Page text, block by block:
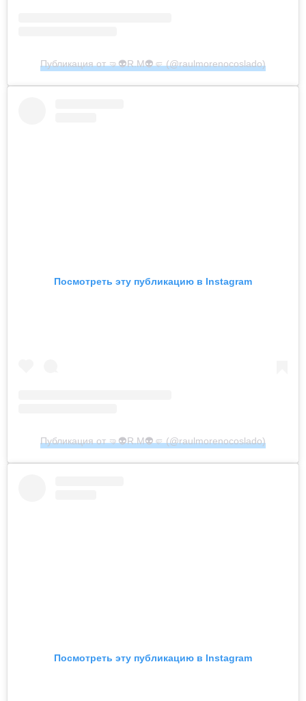
Публикация от 🤜👽R.M👽🤛 (@raulmorenocoslado)
Посмотреть эту публикацию в Instagram
Публикация от 🤜👽R.M👽🤛 (@raulmorenocoslado)
Посмотреть эту публикацию в Instagram